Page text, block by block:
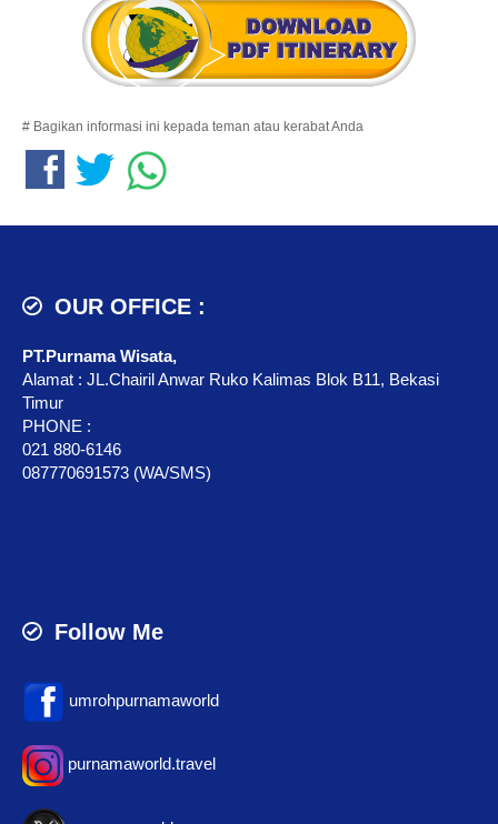
# Bagikan informasi ini kepada teman atau kerabat Anda
OUR OFFICE :
PT.Purnama Wisata,
Alamat : JL.Chairil Anwar Ruko Kalimas Blok B11, Bekasi
Timur
PHONE :
021 880-6146
087770691573 (WA/SMS)
Follow Me
umrohpurnamaworld
purnamaworld.travel